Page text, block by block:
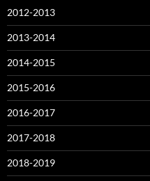
2012-2013
2013-2014
2014-2015
2015-2016
2016-2017
2017-2018
2018-2019